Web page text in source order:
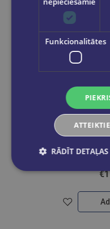
Funkcionalitātes
RĀDĪT DETAĻAS